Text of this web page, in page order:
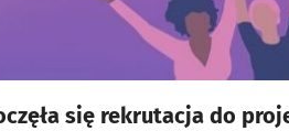
się rekrutacja do